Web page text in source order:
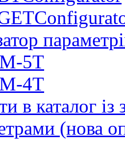
5T
4T
в каталог
(нова